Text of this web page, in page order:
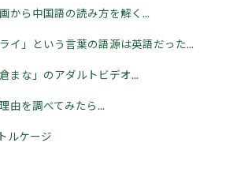
から中国語の読み方を解く...
イ」という言葉の語源は英語だった...
まな」のアダルトビデオ...
由を調べてみたら...
ルケージ